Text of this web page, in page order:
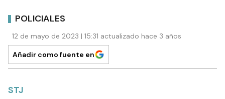
POLICIALES
12 de mayo de 2023 | 15:31 actualizado hace 3 años
Añadir como fuente en
STJ